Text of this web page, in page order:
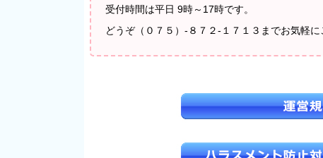
受付時間は平日 9時～17時です。
どうぞ（０７５）-８７２-１７１３までお気軽に